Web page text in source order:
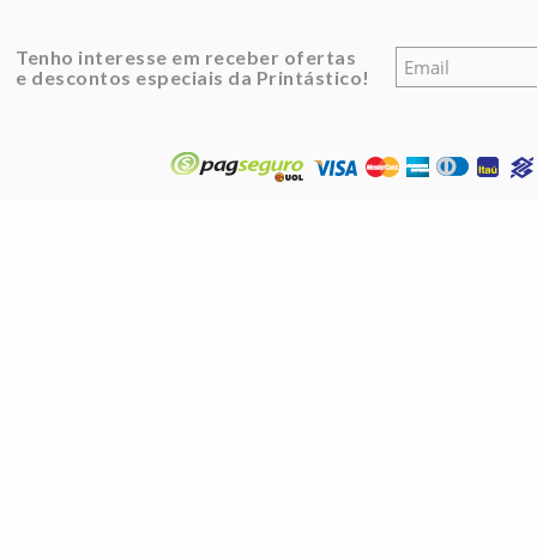
Tenho interesse em receber ofertas
e descontos especiais da Printástico!